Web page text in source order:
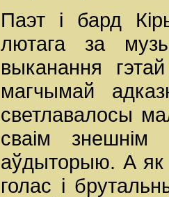
Паэт і бард
лютага за
выканання
магчымай
светлавалосы
сваім знешнім
аўдыторыю. А як
голас і